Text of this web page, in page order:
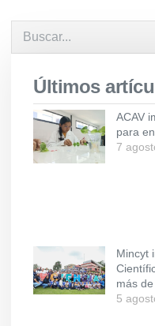
Últimos
ACAV
para
7
Mincyt
más
5